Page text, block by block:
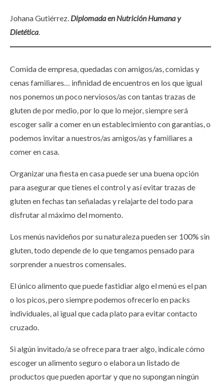
Johana Gutiérrez. Diplomada en Nutrición Humana y
Dietética
Comida de empresa, quedadas con amigos/as, comidas y
cenas familiares… infinidad de encuentros en los que igual
nos ponemos un poco nerviosos/as con tantas trazas de
gluten de por medio, por lo que lo mejor, siempre será
escoger salir a comer en un establecimiento con garantías, o
podemos invitar a nuestros/as amigos/as y familiares a
comer en casa.
Organizar una fiesta en casa puede ser una buena opción
para asegurar que tienes el control y así evitar trazas de
gluten en fechas tan señaladas y relajarte del todo para
disfrutar al máximo del momento.
Los menús navideños por su naturaleza pueden ser 100% sin
gluten, todo depende de lo que tengamos pensado para
sorprender a nuestros comensales.
El único alimento que puede fastidiar algo el menú es el pan
o los picos, pero siempre podemos ofrecerlo en packs
individuales, al igual que cada plato para evitar contacto
cruzado.
Si algún invitado/a se ofrece para traer algo, indícale cómo
escoger un alimento seguro o elabora un listado de
productos que pueden aportar y que no supongan ningún